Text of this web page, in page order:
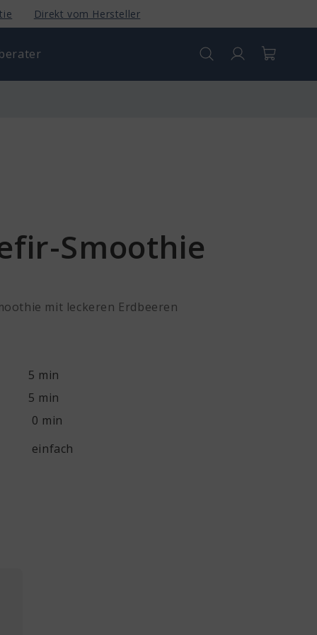
Direkt vom Hersteller
AnmeldenWarenkorb
Smoothie
mit leckeren Erdbeeren
5 min
5 min
0 min
einfach